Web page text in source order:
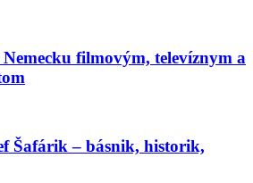
filmovým, televíznym a
Šafárik – básnik, historik,